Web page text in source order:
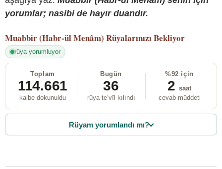
yorumlar; nasibi de hayır duandır.
Muabbir (Habr-ül Menâm) Rüyalarınızı Bekliyor
rüya yorumluyor
Toplam
114.661
kalbe dokunuldu
Bugün
36
rüya te’vîl kılındı
%92 için
2 saat
cevab müddeti
Rüyam yorumlandı mı?